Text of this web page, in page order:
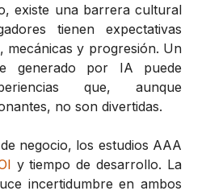
existe una barrera cultural
tienen expectativas
mecánicas y progresión. Un
generado por IA puede
que, aunque
no son divertidas.
negocio, los estudios AAA
y tiempo de desarrollo. La
incertidumbre en ambos